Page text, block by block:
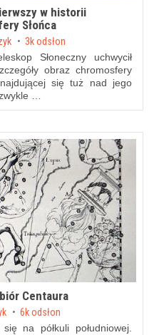
w historii
Słońca
3k odsłon
Słoneczny uchwycił
obraz chromosfery
się tuż nad jego
…
Centaura
6k odsłon
na półkuli południowej.